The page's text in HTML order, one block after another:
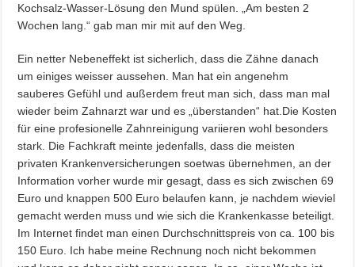
Kochsalz-Wasser-Lösung den Mund spülen. „Am besten 2
Wochen lang.“ gab man mir mit auf den Weg.
Ein netter Nebeneffekt ist sicherlich, dass die Zähne danach
um einiges weisser aussehen. Man hat ein angenehm
sauberes Gefühl und außerdem freut man sich, dass man mal
wieder beim Zahnarzt war und es „überstanden“ hat.Die Kosten
für eine profesionelle Zahnreinigung variieren wohl besonders
stark. Die Fachkraft meinte jedenfalls, dass die meisten
privaten Krankenversicherungen soetwas übernehmen, an der
Information vorher wurde mir gesagt, dass es sich zwischen 69
Euro und knappen 500 Euro belaufen kann, je nachdem wieviel
gemacht werden muss und wie sich die Krankenkasse beteiligt.
Im Internet findet man einen Durchschnittspreis von ca. 100 bis
150 Euro. Ich habe meine Rechnung noch nicht bekommen